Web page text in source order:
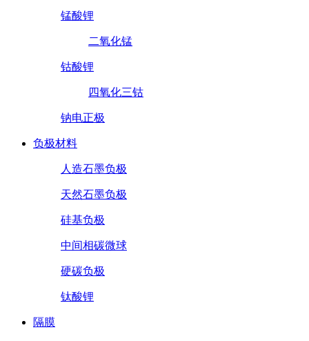
锰酸锂
二氧化锰
钴酸锂
四氧化三钴
钠电正极
负极材料
人造石墨负极
天然石墨负极
硅基负极
中间相碳微球
硬碳负极
钛酸锂
隔膜